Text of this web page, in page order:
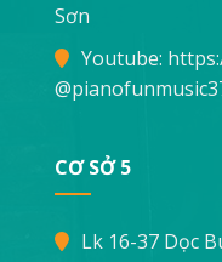
Sơn
Youtube:
CƠ SỞ 5
Lk 16-37 Dọc